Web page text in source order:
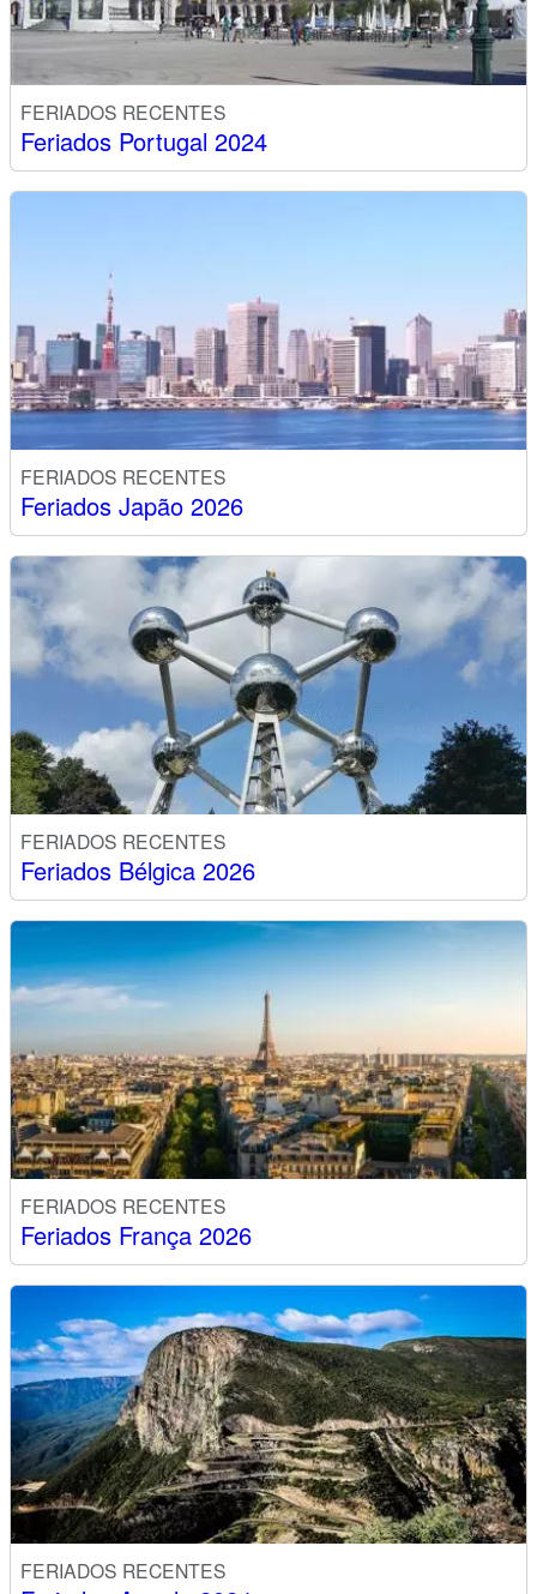
FERIADOS RECENTES
Feriados Portugal 2024
FERIADOS RECENTES
Feriados Japão 2026
FERIADOS RECENTES
Feriados Bélgica 2026
FERIADOS RECENTES
Feriados França 2026
FERIADOS RECENTES